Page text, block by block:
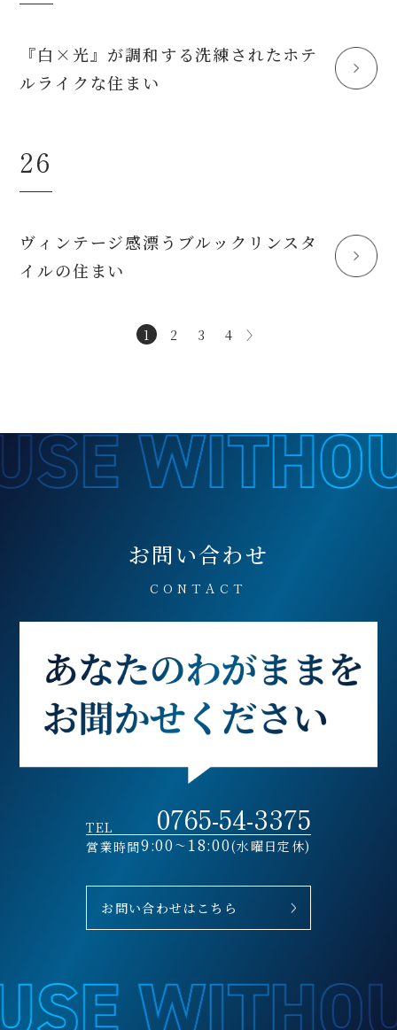
『白×光』が調和する洗練されたホテ
ルライクな住まい
26
ヴィンテージ感漂うブルックリンスタ
イルの住まい
1 2 3 4 〉
お問い合わせ
CONTACT
TEL 0765-54-3375
営業時間9:00~18:00(水曜日定休)
お問い合わせはこちら